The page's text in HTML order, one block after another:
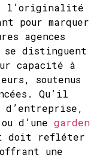
l’originalité
pour marquer
agences
se distinguent
capacité à
soutenus
Qu’il
d’entreprise,
d’une garden
doit refléter
une